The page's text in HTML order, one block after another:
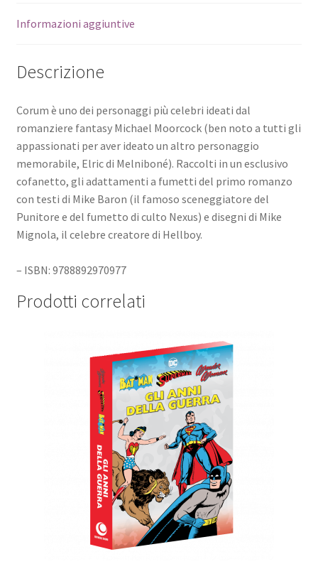
Informazioni aggiuntive
Descrizione
Corum è uno dei personaggi più celebri ideati dal
romanziere fantasy Michael Moorcock (ben noto a tutti gli
appassionati per aver ideato un altro personaggio
memorabile, Elric di Melniboné). Raccolti in un esclusivo
cofanetto, gli adattamenti a fumetti del primo romanzo
con testi di Mike Baron (il famoso sceneggiatore del
Punitore e del fumetto di culto Nexus) e disegni di Mike
Mignola, il celebre creatore di Hellboy.
– ISBN: 9788892970977
Prodotti correlati